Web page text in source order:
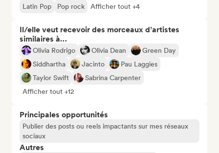
Latin Pop
Pop rock Afficher tout +4
Il/elle veut recevoir des morceaux d’artistes
similaires à…
Olivia Rodrigo Olivia Dean
Green Day
Siddhartha
Jacinto
Pau Laggies
Taylor Swift
Sabrina Carpenter
Afficher tout +12
Principales opportunités
Publier des posts ou reels impactants sur mes réseaux
sociaux
Autres